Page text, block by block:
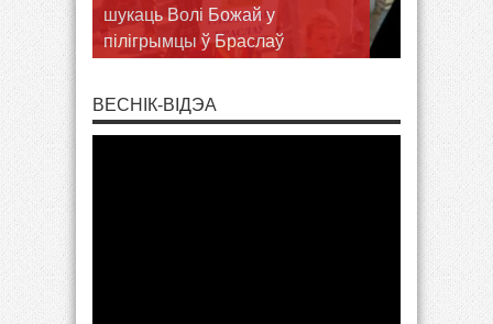
шукаць Волі Божай у
пілігрымцы ў Браслаў
ВЕСНІК-ВІДЭА